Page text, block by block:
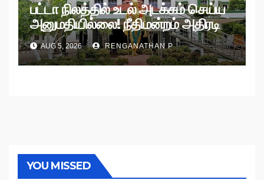
பட்டா நிலத்தில் உடல் அடக்கம் செய்ய
அனுமதியில்லை! நீதிமன்றம் அதிரடி
உத்தரவு!
AUG 5, 2026 RENGANATHAN P
YOU MISSED